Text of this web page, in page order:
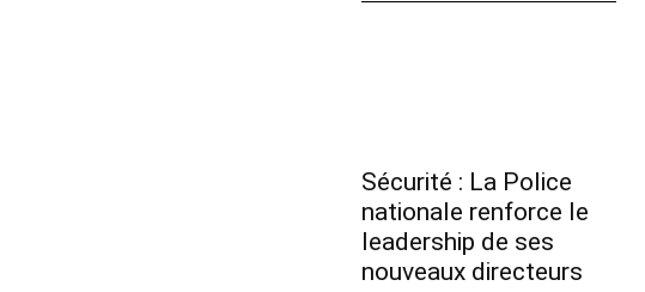
Sécurité : La Police
nationale renforce le
leadership de ses
nouveaux directeurs